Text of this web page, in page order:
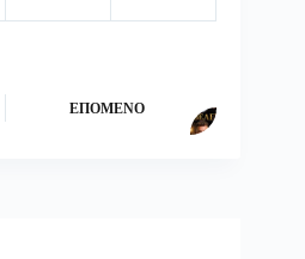
ΕΠΌΜΕΝΟ